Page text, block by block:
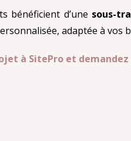
bénéficient d’une sous-
adaptée à vos
à SitePro et